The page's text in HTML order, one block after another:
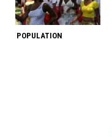
POPULATION